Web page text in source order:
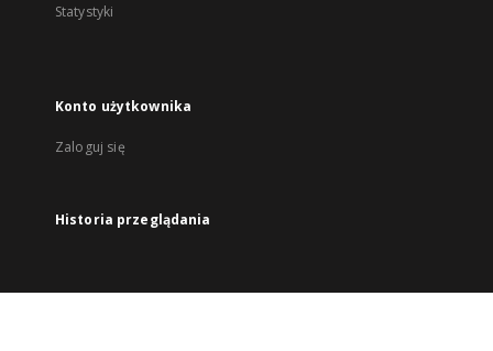
Statystyki
Konto użytkownika
Zaloguj się
Historia przeglądania